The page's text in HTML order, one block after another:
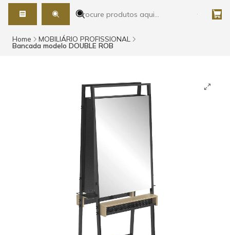
Home MOBILIÁRIO PROFISSIONAL
Bancada modelo DOUBLE ROB